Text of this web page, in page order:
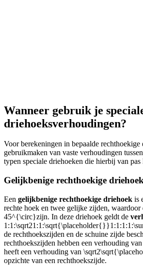
Wanneer gebruik je
driehoeksverhoudingen?
Voor berekeningen in bepaalde
gebruikmaken van vaste verhoudingen
typen speciale driehoeken die hierbij van pas
Gelijkbenige rechthoekige driehoek
Een gelijkbenige rechthoekige driehoek is
rechte hoek en twee gelijke zijden, waardoor
45^{\circ}zijn. In deze driehoek geldt de
de rechthoekszijden en de schuine zijde
rechthoekszijden hebben een verhouding van
heeft een verhouding van
opzichte van een rechthoekszijde.